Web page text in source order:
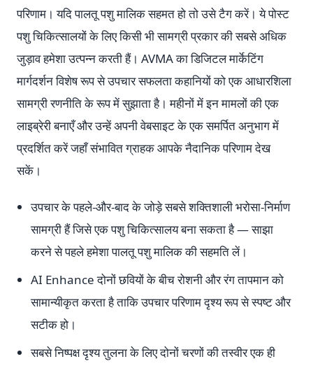
परिणाम। यदि पालतू पशु मालिक सहमत हो तो उसे टैग करें। ये पोस्ट
पशु चिकित्सालयों के लिए किसी भी सामग्री प्रकार की सबसे अधिक
जुड़ाव हमेशा उत्पन्न करती हैं। AVMA का डिजिटल मार्केटिंग
मार्गदर्शन विशेष रूप से उपचार सफलता कहानियों को एक आधारशिला
सामग्री रणनीति के रूप में सुझाता है। महीनों में इन मामलों की एक
लाइब्रेरी बनाएँ और उन्हें अपनी वेबसाइट के एक समर्पित अनुभाग में
प्रदर्शित करें जहाँ संभावित ग्राहक आपके नैदानिक परिणाम देख
सकें।
उपचार के पहले-और-बाद के जोड़े सबसे शक्तिशाली भरोसा-निर्माण
सामग्री हैं जिसे एक पशु चिकित्सालय बना सकता है — साझा
करने से पहले हमेशा पालतू पशु मालिक की सहमति लें।
AI Enhance दोनों छवियों के बीच रोशनी और रंग तापमान को
सामान्यीकृत करता है ताकि उपचार परिणाम दृश्य रूप से स्पष्ट और
सटीक हो।
सबसे निष्पक्ष दृश्य तुलना के लिए दोनों चरणों की तस्वीर एक ही